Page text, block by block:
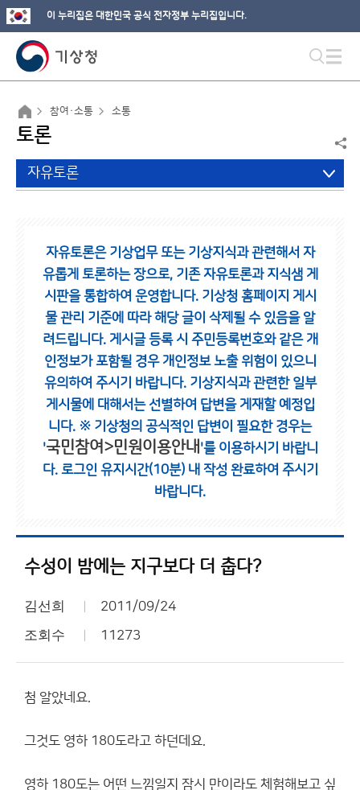
이 누리집은 대한민국 공식 전자정부 누리집입니다.
참여·소통 소통
토론
자유토론
자유토론은 기상업무 또는 기상지식과 관련해서 자
유롭게 토론하는 장으로, 기존 자유토론과 지식샘 게
시판을 통합하여 운영합니다. 기상청 홈페이지 게시
물 관리 기준에 따라 해당 글이 삭제될 수 있음을 알
려드립니다. 게시글 등록 시 주민등록번호와 같은 개
인정보가 포함될 경우 개인정보 노출 위험이 있으니
유의하여 주시기 바랍니다. 기상지식과 관련한 일부
게시물에 대해서는 선별하여 답변을 게재할 예정입
니다. ※ 기상청의 공식적인 답변이 필요한 경우는
'국민참여>민원이용안내 '를 이용하시기 바랍니
다. 로그인 유지시간(10분) 내 작성 완료하여 주시기
바랍니다.
수성이 밤에는 지구보다 더 춥다?
김선희 2011/09/24
조회수 11273
첨 알았네요.
그것도 영하 180도라고 하던데요.
영하 180도는 어떤 느낌일지 잠시 만이라도 체험해보고 싶